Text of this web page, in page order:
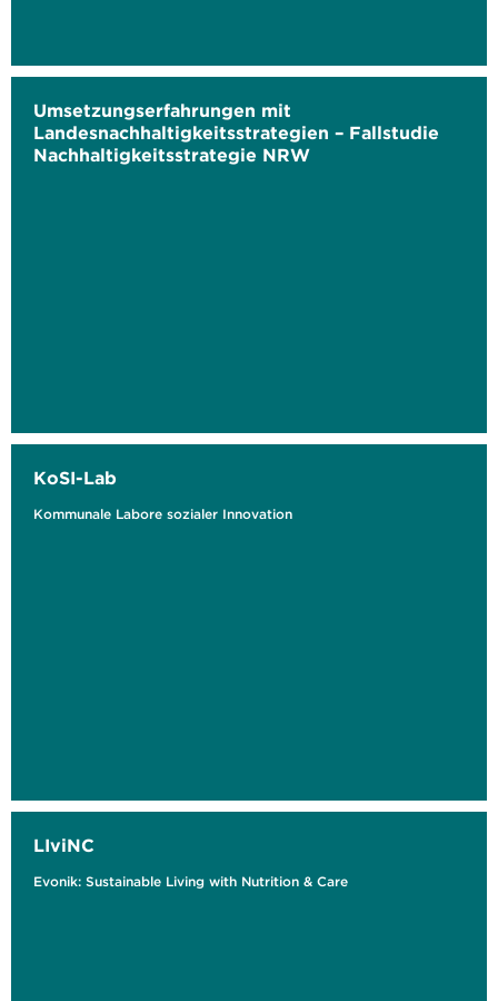
Umsetzungserfahrungen mit
Landesnachhaltigkeitsstrategien – Fallstudie
Nachhaltigkeitsstrategie NRW
KoSI-Lab
Kommunale Labore sozialer Innovation
LIviNC
Evonik: Sustainable Living with Nutrition & Care